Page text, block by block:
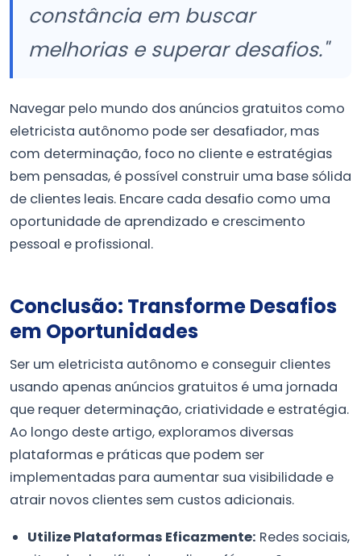
constância em buscar
melhorias e superar desafios."
Navegar pelo mundo dos anúncios gratuitos como
eletricista autônomo pode ser desafiador, mas
com determinação, foco no cliente e estratégias
bem pensadas, é possível construir uma base sólida
de clientes leais. Encare cada desafio como uma
oportunidade de aprendizado e crescimento
pessoal e profissional.
Conclusão: Transforme Desafios
em Oportunidades
Ser um eletricista autônomo e conseguir clientes
usando apenas anúncios gratuitos é uma jornada
que requer determinação, criatividade e estratégia.
Ao longo deste artigo, exploramos diversas
plataformas e práticas que podem ser
implementadas para aumentar sua visibilidade e
atrair novos clientes sem custos adicionais.
Utilize Plataformas Eficazmente: Redes sociais,